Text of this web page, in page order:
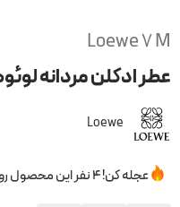
Loewe 7 M
عطر ادکلن مردانه لوئوه
Loewe
عجله کن! 4 نفر این محصول رو به سبدخرید خودشون اضافه کردن.